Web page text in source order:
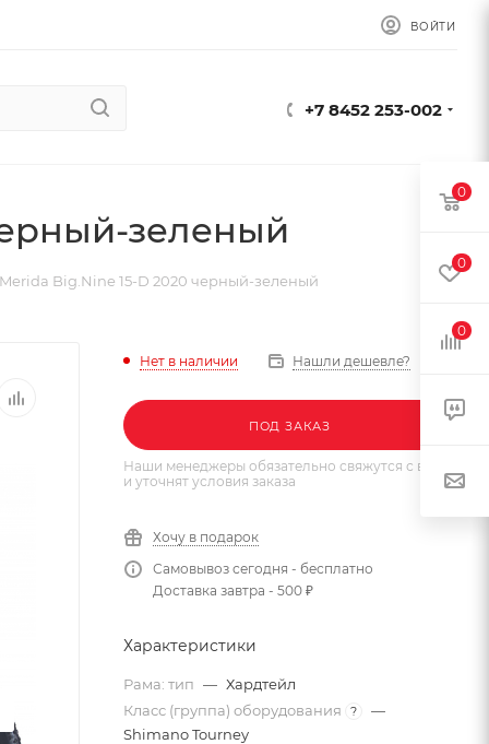
ВОЙТИ
+7 8452 253-002
зеленый
Big.Nine 15-D 2020 черный-зеленый
Нет в наличии Нашли дешевле?
ПОД ЗАКАЗ
Наши менеджеры обязательно свяжутся с вами
и уточнят условия заказа
Хочу в подарок
Самовывоз сегодня - бесплатно
Доставка завтра - 500 ₽
Характеристики
Рама: тип — Хардтейл
Класс (группа) оборудования
?
—
Shimano Tourney
0
0
0